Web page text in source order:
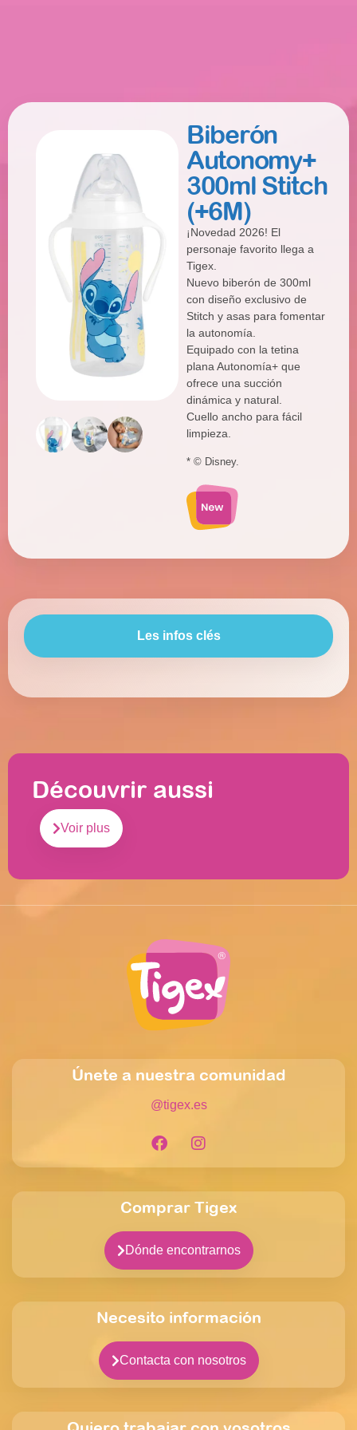
Biberón
Autonomy+
300ml Stitch
(+6M)
¡Novedad 2026! El
personaje favorito llega a
Tigex.
Nuevo biberón de 300ml
con diseño exclusivo de
Stitch y asas para fomentar
la autonomía.
Equipado con la tetina
plana Autonomía+ que
ofrece una succión
dinámica y natural.
Cuello ancho para fácil
limpieza.
* © Disney.
Les infos clés
Découvrir aussi
Voir plus
Únete a nuestra comunidad
@tigex.es
Comprar Tigex
Dónde encontrarnos
Necesito información
Contacta con nosotros